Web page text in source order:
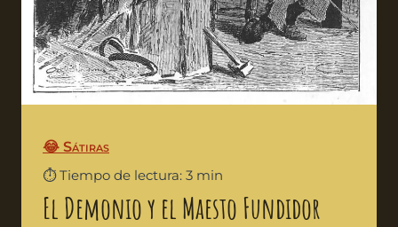
😂 Sátiras
⏱️ Tiempo de lectura: 3 min
El Demonio y el Maesto Fundidor